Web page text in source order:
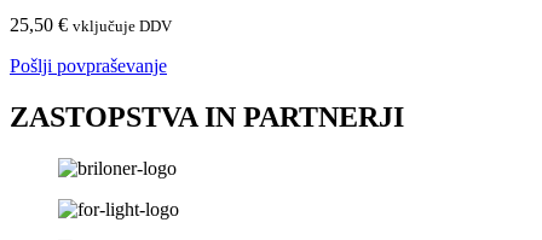
25,50 € vključuje DDV
Pošlji povpraševanje
ZASTOPSTVA IN PARTNERJI